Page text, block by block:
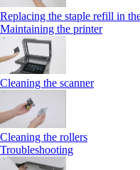
Replacing the staple refill in
Maintaining the printer
Cleaning the scanner
Cleaning the rollers
Troubleshooting